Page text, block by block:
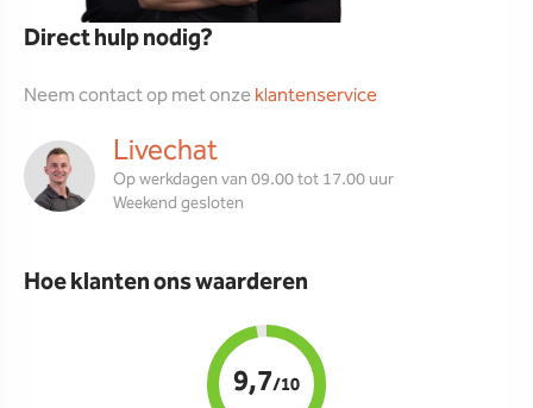
Direct hulp nodig?
Neem contact op met onzeklantenservice
Livechat
Op werkdagen van 09.00 tot 17.00 uur
Weekend gesloten
Hoe klanten ons waarderen
9,7/10